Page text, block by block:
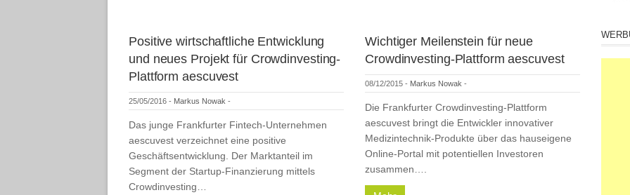
Positive wirtschaftliche Entwicklung
und neues Projekt für Crowdinvesting-
Plattform aescuvest
25/05/2016 - Markus Nowak -
Das junge Frankfurter Fintech-Unternehmen
aescuvest verzeichnet eine positive
Geschäftsentwicklung. Der Marktanteil im
Segment der Startup-Finanzierung mittels
Crowdinvesting…
Wichtiger Meilenstein für neue
Crowdinvesting-Plattform aescuvest
08/12/2015 - Markus Nowak -
Die Frankfurter Crowdinvesting-Plattform
aescuvest bringt die Entwickler innovativer
Medizintechnik-Produkte über das hauseigene
Online-Portal mit potentiellen Investoren
zusammen….